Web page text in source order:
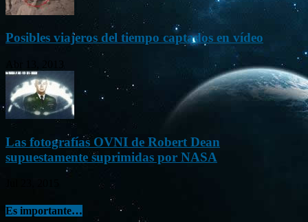
Posibles viajeros del tiempo captados en vídeo
Las fotografías OVNI de Robert Dean
supuestamente suprimidas por NASA
Es importante…